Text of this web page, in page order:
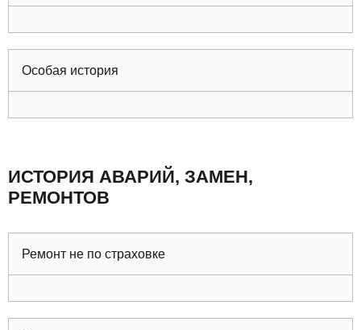
Особая история
ИСТОРИЯ АВАРИЙ, ЗАМЕН,
РЕМОНТОВ
Ремонт не по страховке